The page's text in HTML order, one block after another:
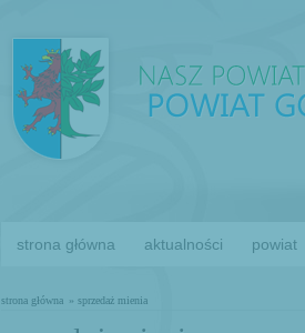
strona główna aktualności powiat
strona główna » sprzedaż mienia